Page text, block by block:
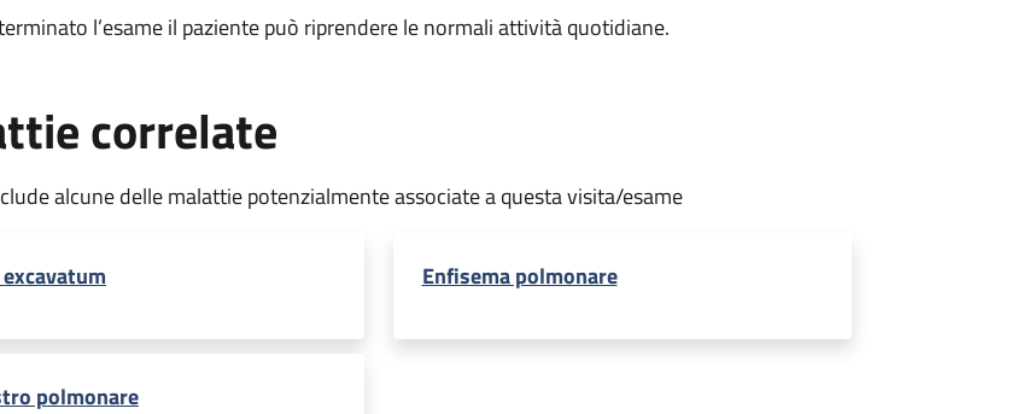
l’esame il paziente può riprendere le normali attività quotidiane.
correlate
alcune delle malattie potenzialmente associate a questa visita/esame
Enfisema polmonare
polmonare